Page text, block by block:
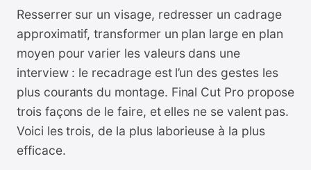
Resserrer sur un visage, redresser un cadrage
approximatif, transformer un plan large en plan
moyen pour varier les valeurs dans une
interview : le recadrage est l’un des gestes les
plus courants du montage. Final Cut Pro propose
trois façons de le faire, et elles ne se valent pas.
Voici les trois, de la plus laborieuse à la plus
efficace.